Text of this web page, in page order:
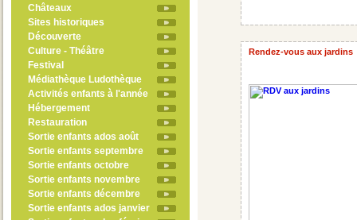
Châteaux
Sites historiques
Découverte
Culture - Théâtre
Festival
Médiathèque Ludothèque
Activités enfants à l'année
Hébergement
Restauration
Sortie enfants ados août
Sortie enfants septembre
Sortie enfants octobre
Sortie enfants novembre
Sortie enfants décembre
Sortie enfants ados janvier
Rendez-vous aux jardins